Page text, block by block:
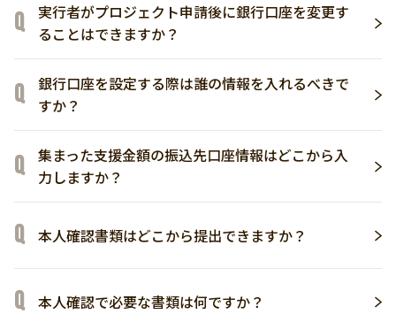
実行者がプロジェクト申請後に銀行口座を変更す
ることはできますか？
銀行口座を設定する際は誰の情報を入れるべきで
すか？
集まった支援金額の振込先口座情報はどこから入
力しますか？
本人確認書類はどこから提出できますか？
本人確認で必要な書類は何ですか？